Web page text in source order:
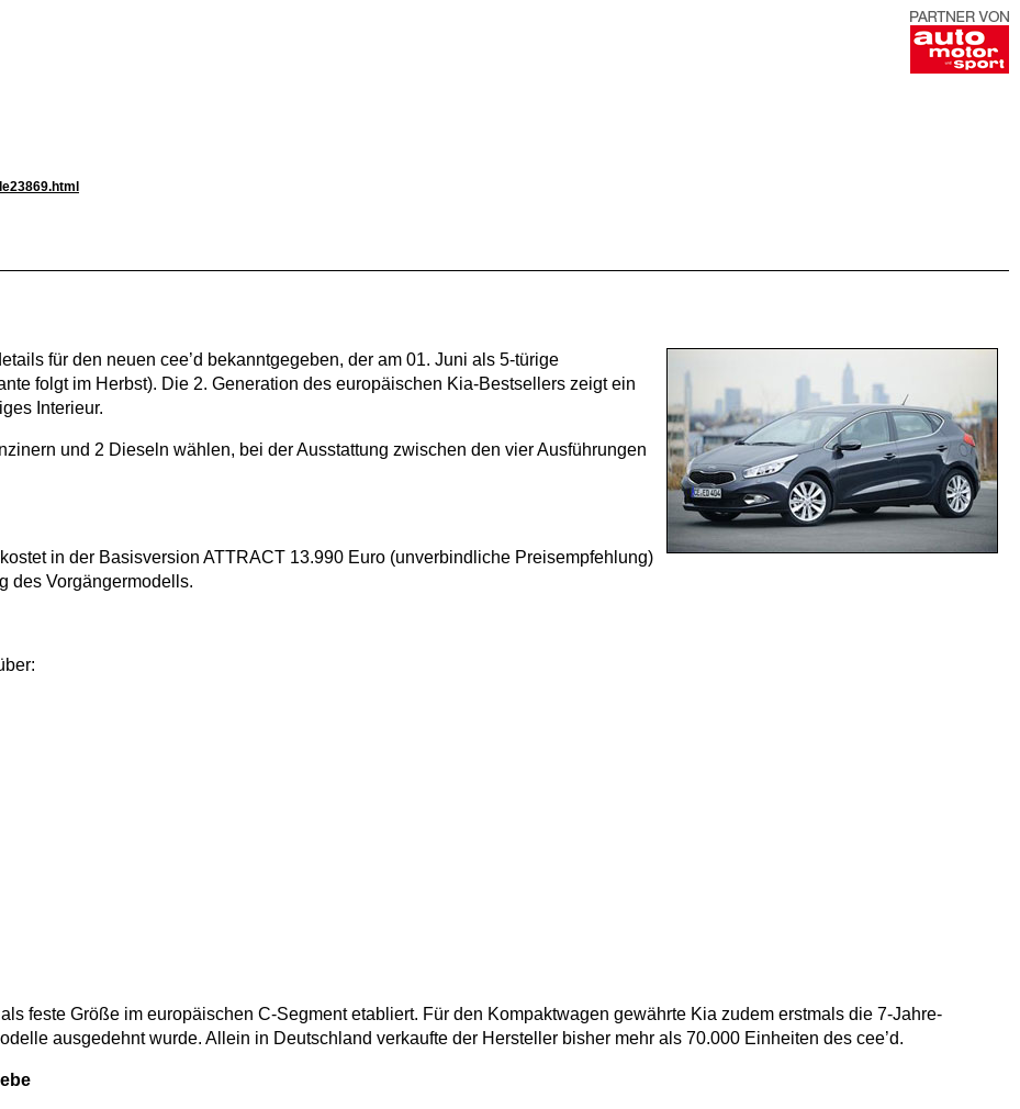
für den neuen cee’d bekanntgegeben, der am 01. Juni als 5-türige
folgt im Herbst). Die 2. Generation des europäischen Kia-Bestsellers zeigt ein
Interieur.
und 2 Dieseln wählen, bei der Ausstattung zwischen den vier Ausführungen
in der Basisversion ATTRACT 13.990 Euro (unverbindliche Preisempfehlung)
des Vorgängermodells.
feste Größe im europäischen C-Segment etabliert. Für den Kompaktwagen gewährte Kia zudem erstmals die 7-Jahre-
ausgedehnt wurde. Allein in Deutschland verkaufte der Hersteller bisher mehr als 70.000 Einheiten des cee’d.